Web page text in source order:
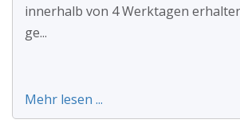
innerhalb von 4 Werktagen
ge...
Mehr lesen ...